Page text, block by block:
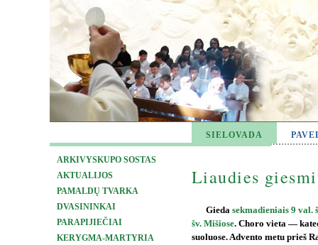
SIELOVADA
ARKIVYSKUPO SOSTAS
AKTUALIJOS
PAMALDŲ TVARKA
DVASININKAI
PARAPIJIEČIAI
KERYGMA-MARTYRIA
Liaudies
Gieda sekmadieniais 9 val.
šv. Mišiose. Choro vieta —
suoluose. Advento metu prieš